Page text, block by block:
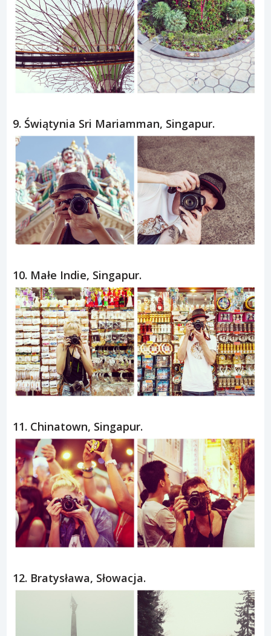
9. Świątynia Sri Mariamman, Singapur.
10. Małe Indie, Singapur.
11. Chinatown, Singapur.
12. Bratysława, Słowacja.